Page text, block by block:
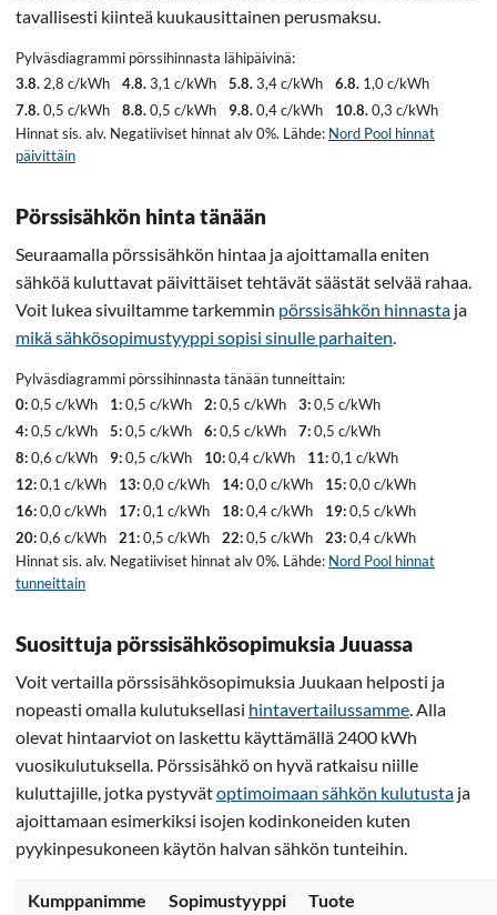
tavallisesti kiinteä kuukausittainen perusmaksu.
Pylväsdiagrammi pörssihinnasta lähipäivinä:
3.8. 2,8 c/kWh 4.8.3,1 c/kWh 5.8.3,4 c/kWh 6.8. 1,0 c/kWh
7.8.0,5 c/kWh 8.8.0,5 c/kWh 9.8.0,4 c/kWh 10.8.0,3 c/kWh
Hinnat sis. alv. Negatiiviset hinnat alv 0%. Lähde: Nord Pool hinnat
päivittäin
Pörssisähkön hinta tänään
Seuraamalla pörssisähkön hintaa ja ajoittamalla eniten
sähköä kuluttavat päivittäiset tehtävät säästät selvää rahaa.
Voit lukea sivuiltamme tarkemmin pörssisähkön hinnasta ja
mikä sähkösopimustyyppi sopisi sinulle parhaiten
Pylväsdiagrammi pörssihinnasta tänään tunneittain:
0:0,5 c/kWh 1:0,5 c/kWh 2:0,5 c/kWh 3:0,5 c/kWh
4:0,5 c/kWh 5:0,5 c/kWh 6:0,5 c/kWh 7:0,5 c/kWh
8:0,6 c/kWh 9:0,5 c/kWh 10:0,4 c/kWh 11:0,1 c/kWh
12:0,1 c/kWh 13:0,0 c/kWh 14:0,0 c/kWh 15:0,0 c/kWh
16:0,0 c/kWh 17:0,1 c/kWh 18:0,4 c/kWh 19:0,5 c/kWh
20:0,6 c/kWh 21:0,5 c/kWh 22:0,5 c/kWh 23:0,4 c/kWh
Hinnat sis. alv. Negatiiviset hinnat alv 0%. Lähde: Nord Pool hinnat
tunneittain
Suosittuja pörssisähkösopimuksia Juuassa
Voit vertailla pörssisähkösopimuksia Juukaan helposti ja
nopeasti omalla kulutuksellasi hintavertailussamme . Alla
olevat hintaarviot on laskettu käyttämällä 2400 kWh
vuosikulutuksella. Pörssisähkö on hyvä ratkaisu niille
kuluttajille, jotka pystyvätoptimoimaan sähkön kulutusta ja
ajoittamaan esimerkiksi isojen kodinkoneiden kuten
pyykinpesukoneen käytön halvan sähkön tunteihin.
Kumppanimme Sopimustyyppi Tuote